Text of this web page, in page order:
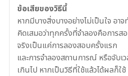
ข้อเสียของวิธีนี้
หากมีบางสิ่งบางอย่างไม่เป็นใจ อาจ
คิดเสมอว่าทุกครั้งที่จำลองคือการส
จริงเป็นแค่การลองสอบครั้งแรก
และการจำลองสถานการณ์ หรือจับเ
เกินไป หากเป็นวิธีที่ใช้แล้วได้ผลก็ใ